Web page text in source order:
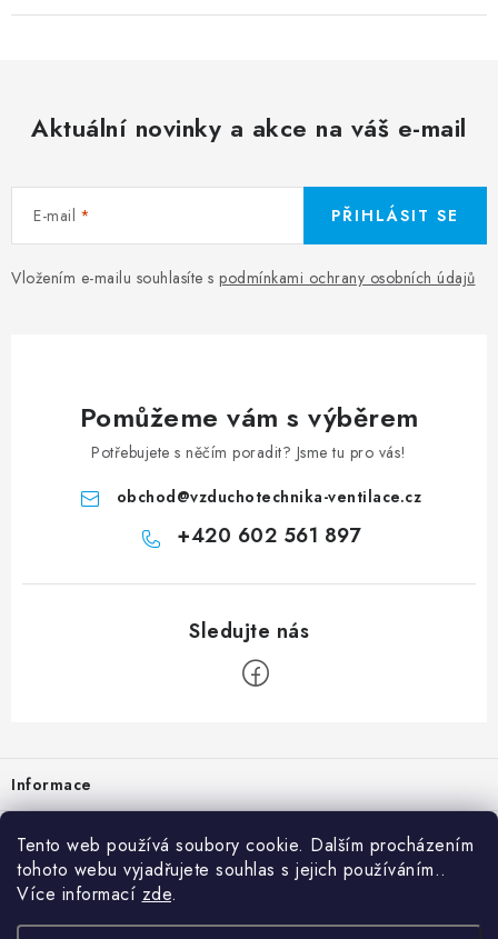
Tento web používá soubory cookie. Dalším procházením
tohoto webu vyjadřujete souhlas s jejich používáním..
Více informací zde.
Aktuální novinky a akce na váš e-mail
E-mail
Vložením e-mailu souhlasíte s podmínkami ochrany osobních údajů
PŘIHLÁSIT SE
Pomůžeme vám s výběrem
Potřebujete s něčím poradit? Jsme tu pro vás!
obchod@vzduchotechnika-ventilace.cz
+420 602 561 897
Informace
Prodejna
Rady a tipy